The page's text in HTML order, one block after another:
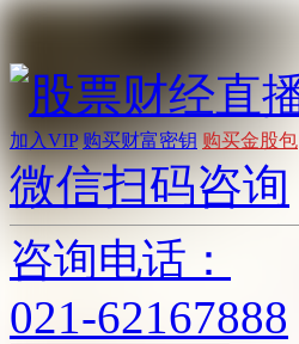
加入VIP 购买财富密钥 购买金股包
微信扫码咨询
咨询电话：
021-62167888